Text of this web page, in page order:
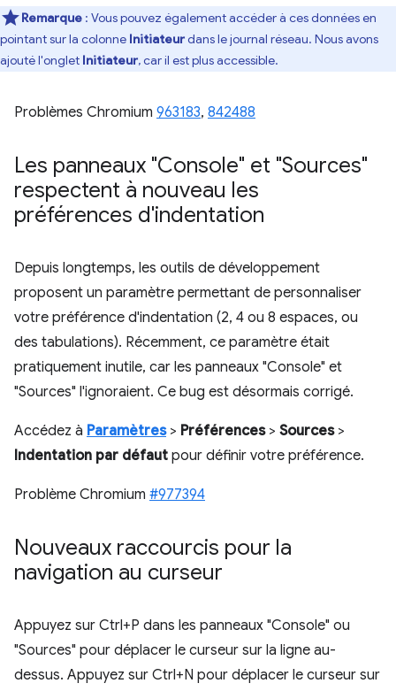
Remarque : Vous pouvez également accéder à ces données en
pointant sur la colonne Initiateurdans le journal réseau. Nous avons
ajouté l'onglet Initiateur, car il est plus accessible.
Problèmes Chromium 963183, 842488
Les panneaux "Console" et "Sources"
respectent à nouveau les
préférences d'indentation
Depuis longtemps, les outils de développement
proposent un paramètre permettant de personnaliser
votre préférence d'indentation (2, 4 ou 8 espaces, ou
des tabulations). Récemment, ce paramètre était
pratiquement inutile, car les panneaux "Console" et
"Sources" l'ignoraient. Ce bug est désormais corrigé.
Accédez à Paramètres> Préférences> Sources>
Indentation par défaut pour définir votre préférence.
Problème Chromium #977394
Nouveaux raccourcis pour la
navigation au curseur
Appuyez sur Ctrl+P dans les panneaux "Console" ou
"Sources" pour déplacer le curseur sur la ligne au-
dessus. Appuyez sur Ctrl+N pour déplacer le curseur sur